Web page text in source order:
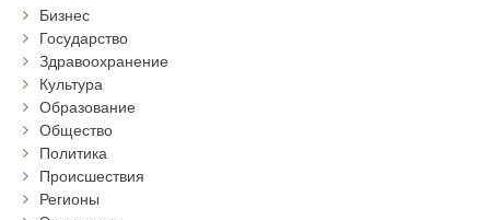
Бизнес
Государство
Здравоохранение
Культура
Образование
Общество
Политика
Происшествия
Регионы